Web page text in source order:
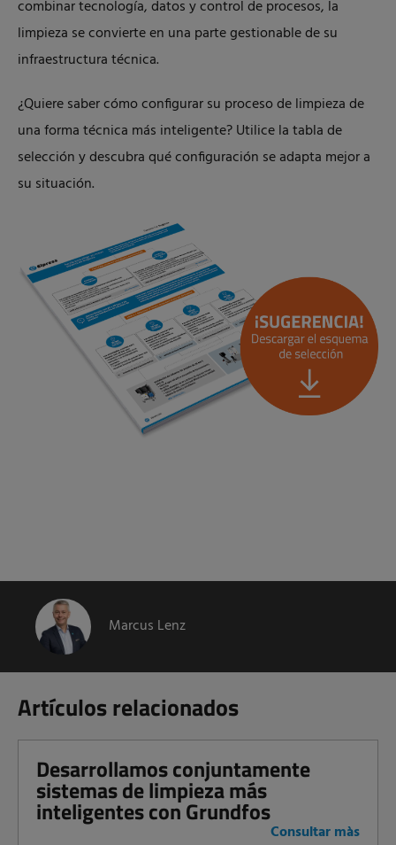
combinar tecnología, datos y control de procesos, la
limpieza se convierte en una parte gestionable de su
infraestructura técnica.
¿Quiere saber cómo configurar su proceso de limpieza de
una forma técnica más inteligente? Utilice la tabla de
selección y descubra qué configuración se adapta mejor a
su situación.
Marcus Lenz
Artículos relacionados
Desarrollamos conjuntamente
sistemas de limpieza más
inteligentes con Grundfos
Consultar màs